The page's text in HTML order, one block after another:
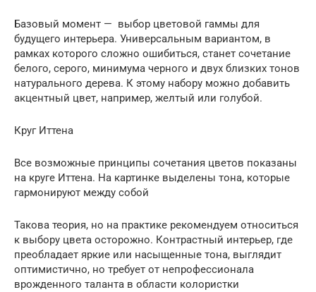
Базовый момент — выбор цветовой гаммы для
будущего интерьера. Универсальным вариантом, в
рамках которого сложно ошибиться, станет сочетание
белого, серого, минимума черного и двух близких тонов
натурального дерева. К этому набору можно добавить
акцентный цвет, например, желтый или голубой.
Круг Иттена
Все возможные принципы сочетания цветов показаны
на круге Иттена. На картинке выделены тона, которые
гармонируют между собой
Такова теория, но на практике рекомендуем относиться
к выбору цвета осторожно. Контрастный интерьер, где
преобладает яркие или насыщенные тона, выглядит
оптимистично, но требует от непрофессионала
врожденного таланта в области колористки